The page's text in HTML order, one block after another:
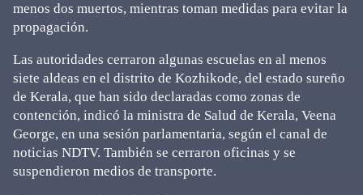
menos dos muertos, mientras toman medidas para evitar la
propagación.
Las autoridades cerraron algunas escuelas en al menos
siete aldeas en el distrito de Kozhikode, del estado sureño
de Kerala, que han sido declaradas como zonas de
contención, indicó la ministra de Salud de Kerala, Veena
George, en una sesión parlamentaria, según el canal de
noticias NDTV. También se cerraron oficinas y se
suspendieron medios de transporte.